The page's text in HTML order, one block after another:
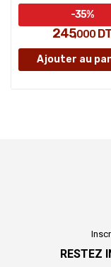
245,000 DT
-35%
Ajouter au
RESTEZ